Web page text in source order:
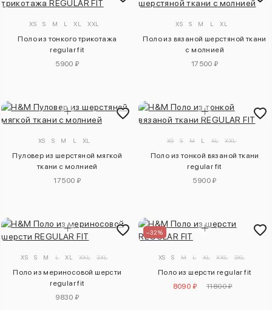
XS S M L XL XXL
Поло из тонкого трикотажа
regular fit
5900 ₽
XS S M L XL
Поло из вязаной шерстяной ткани
с молнией
17500 ₽
XS S M L XL
Пуловер из шерстяной мягкой
ткани с молнией
17500 ₽
XS S M L XL XXL
Поло из тонкой вязаной ткани
regular fit
5900 ₽
XS S M L XL XXL 3XL
Поло из мериносовой шерсти
regular fit
9830 ₽
–32%
XS S M L XL XXL 3XL
Поло из шерсти regular fit
8090 ₽
11800 ₽